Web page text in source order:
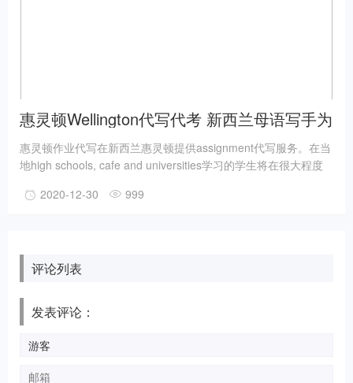
惠灵顿Wellington代写代考 新西兰母语写手为
您服务保障成绩
惠灵顿作业代写在新西兰惠灵顿提供assignment代写服务。在当
地high schools, cafe and universities学习的学生将在很大程度
兼职工作以维持生计，这对他们中的一些人来说，要创造平衡的
2020-12-30 999
评论列表
发表评论：